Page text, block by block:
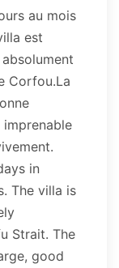
au mois
est
Corfou.La
in
The villa is
Strait. The
good